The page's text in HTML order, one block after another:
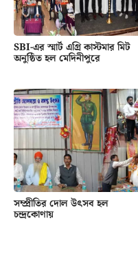
SBI-এর স্মার্ট এগ্রি কাস্টমার মিট
অনুষ্ঠিত হল মেদিনীপুরে
সম্প্রীতির দোল উৎসব হল
চন্দ্রকোণায়